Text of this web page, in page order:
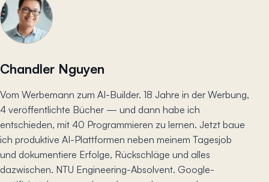
Chandler Nguyen
Vom Werbemann zum AI-Builder. 18 Jahre in der Werbung,
4 veröffentlichte Bücher — und dann habe ich
entschieden, mit 40 Programmieren zu lernen. Jetzt baue
ich produktive AI-Plattformen neben meinem Tagesjob
und dokumentiere Erfolge, Rückschläge und alles
dazwischen. NTU Engineering-Absolvent. Google-